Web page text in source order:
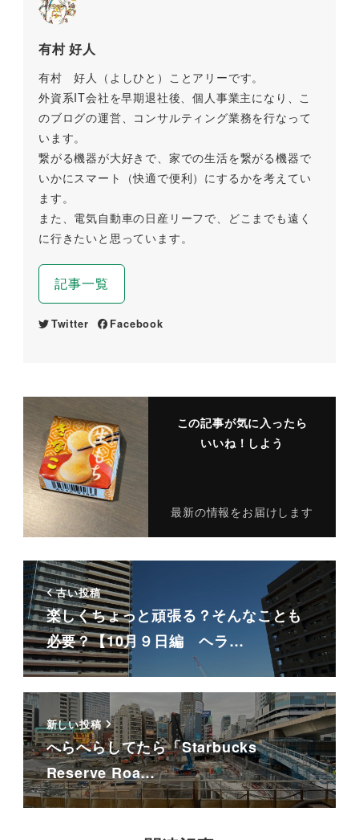
有村 好人
有村 好人（よしひと）ことアリーです。
外資系IT会社を早期退社後、個人事業主になり、こ
のブログの運営、コンサルティング業務を行なって
います。
繋がる機器が大好きで、家での生活を繋がる機器で
いかにスマート（快適で便利）にするかを考えてい
ます。
また、電気自動車の日産リーフで、どこまでも遠く
に行きたいと思っています。
記事一覧
Twitter Facebook
この記事が気に入ったら
いいね！しよう
最新の情報をお届けします
古い投稿
楽しくちょっと頑張る？そんなことも
必要？【10月９日編 ヘラ…
新しい投稿
へらへらしてたら「Starbucks
Reserve Roa…